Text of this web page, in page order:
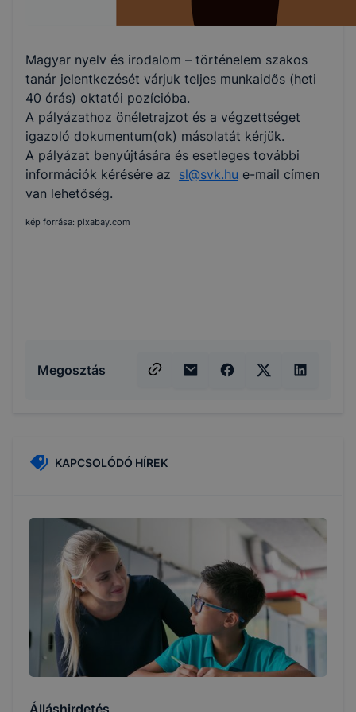
Magyar nyelv és irodalom – történelem szakos
tanár jelentkezését várjuk teljes munkaidős (heti
40 órás) oktatói pozícióba.
A pályázathoz önéletrajzot és a végzettséget
igazoló dokumentum(ok) másolatát kérjük.
A pályázat benyújtására és esetleges további
információk kérésére az sl@svk.hu e-mail címen
van lehetőség.
kép forrása: pixabay.com
Megosztás
KAPCSOLÓDÓ HÍREK
Álláshirdetés